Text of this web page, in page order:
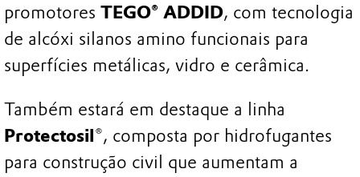
promotores TEGO® ADDID, com tecnologia
de alcóxi silanos amino funcionais para
superfícies metálicas, vidro e cerâmica.
Também estará em destaque a linha
Protectosil®, composta por hidrofugantes
para construção civil que aumentam a